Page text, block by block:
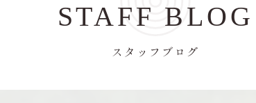
STAFF BLOG
スタッフブログ